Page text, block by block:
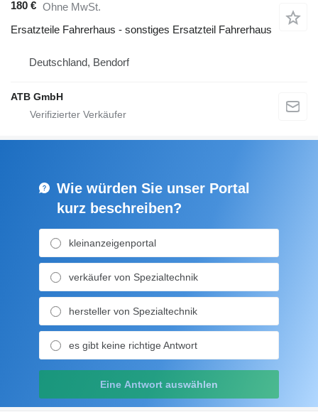
180 € Ohne MwSt.
Ersatzteile Fahrerhaus - sonstiges Ersatzteil Fahrerhaus
Deutschland, Bendorf
ATB GmbH
Wie würden Sie unser Portal
kurz beschreiben?
kleinanzeigenportal
verkäufer von Spezialtechnik
hersteller von Spezialtechnik
es gibt keine richtige Antwort
Eine Antwort auswählen